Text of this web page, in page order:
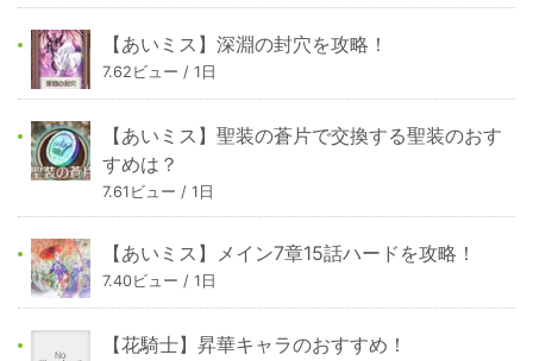
【あいミス】深淵の封穴を攻略！
7.62ビュー / 1日
【あいミス】聖装の蒼片で交換する聖装のおす
すめは？
7.61ビュー / 1日
【あいミス】メイン7章15話ハードを攻略！
7.40ビュー / 1日
【花騎士】昇華キャラのおすすめ！